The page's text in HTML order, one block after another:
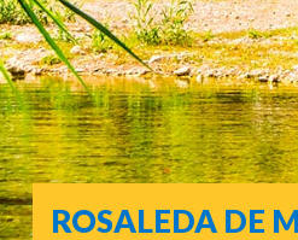
ROSALEDA DE